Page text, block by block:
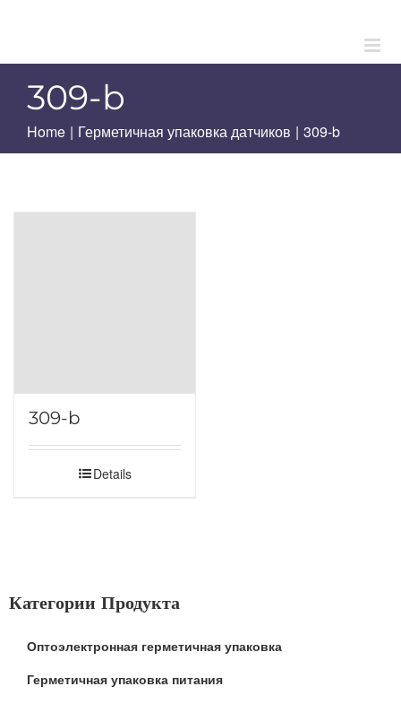
309-b
Home | Герметичная упаковка датчиков | 309-b
309-b
Details
Категории Продукта
Оптоэлектронная герметичная упаковка
Герметичная упаковка питания